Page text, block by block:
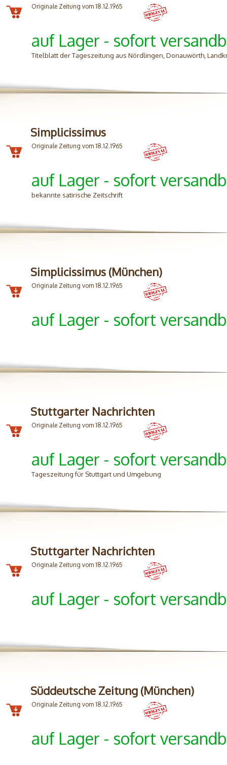
Originale Zeitung vom 18.12.1965
auf Lager - sofort
Titelblatt der Tageszeitung aus Nördlingen, Donauwörth,
Simplicissimus
Originale Zeitung vom 18.12.1965
auf Lager - sofort
bekannte satirische Zeitschrift
Simplicissimus (München)
Originale Zeitung vom 18.12.1965
auf Lager - sofort
Stuttgarter Nachrichten
Originale Zeitung vom 18.12.1965
auf Lager - sofort
Tageszeitung für Stuttgart und Umgebung
Stuttgarter Nachrichten
Originale Zeitung vom 18.12.1965
auf Lager - sofort
Süddeutsche Zeitung (München)
Originale Zeitung vom 18.12.1965
auf Lager - sofort